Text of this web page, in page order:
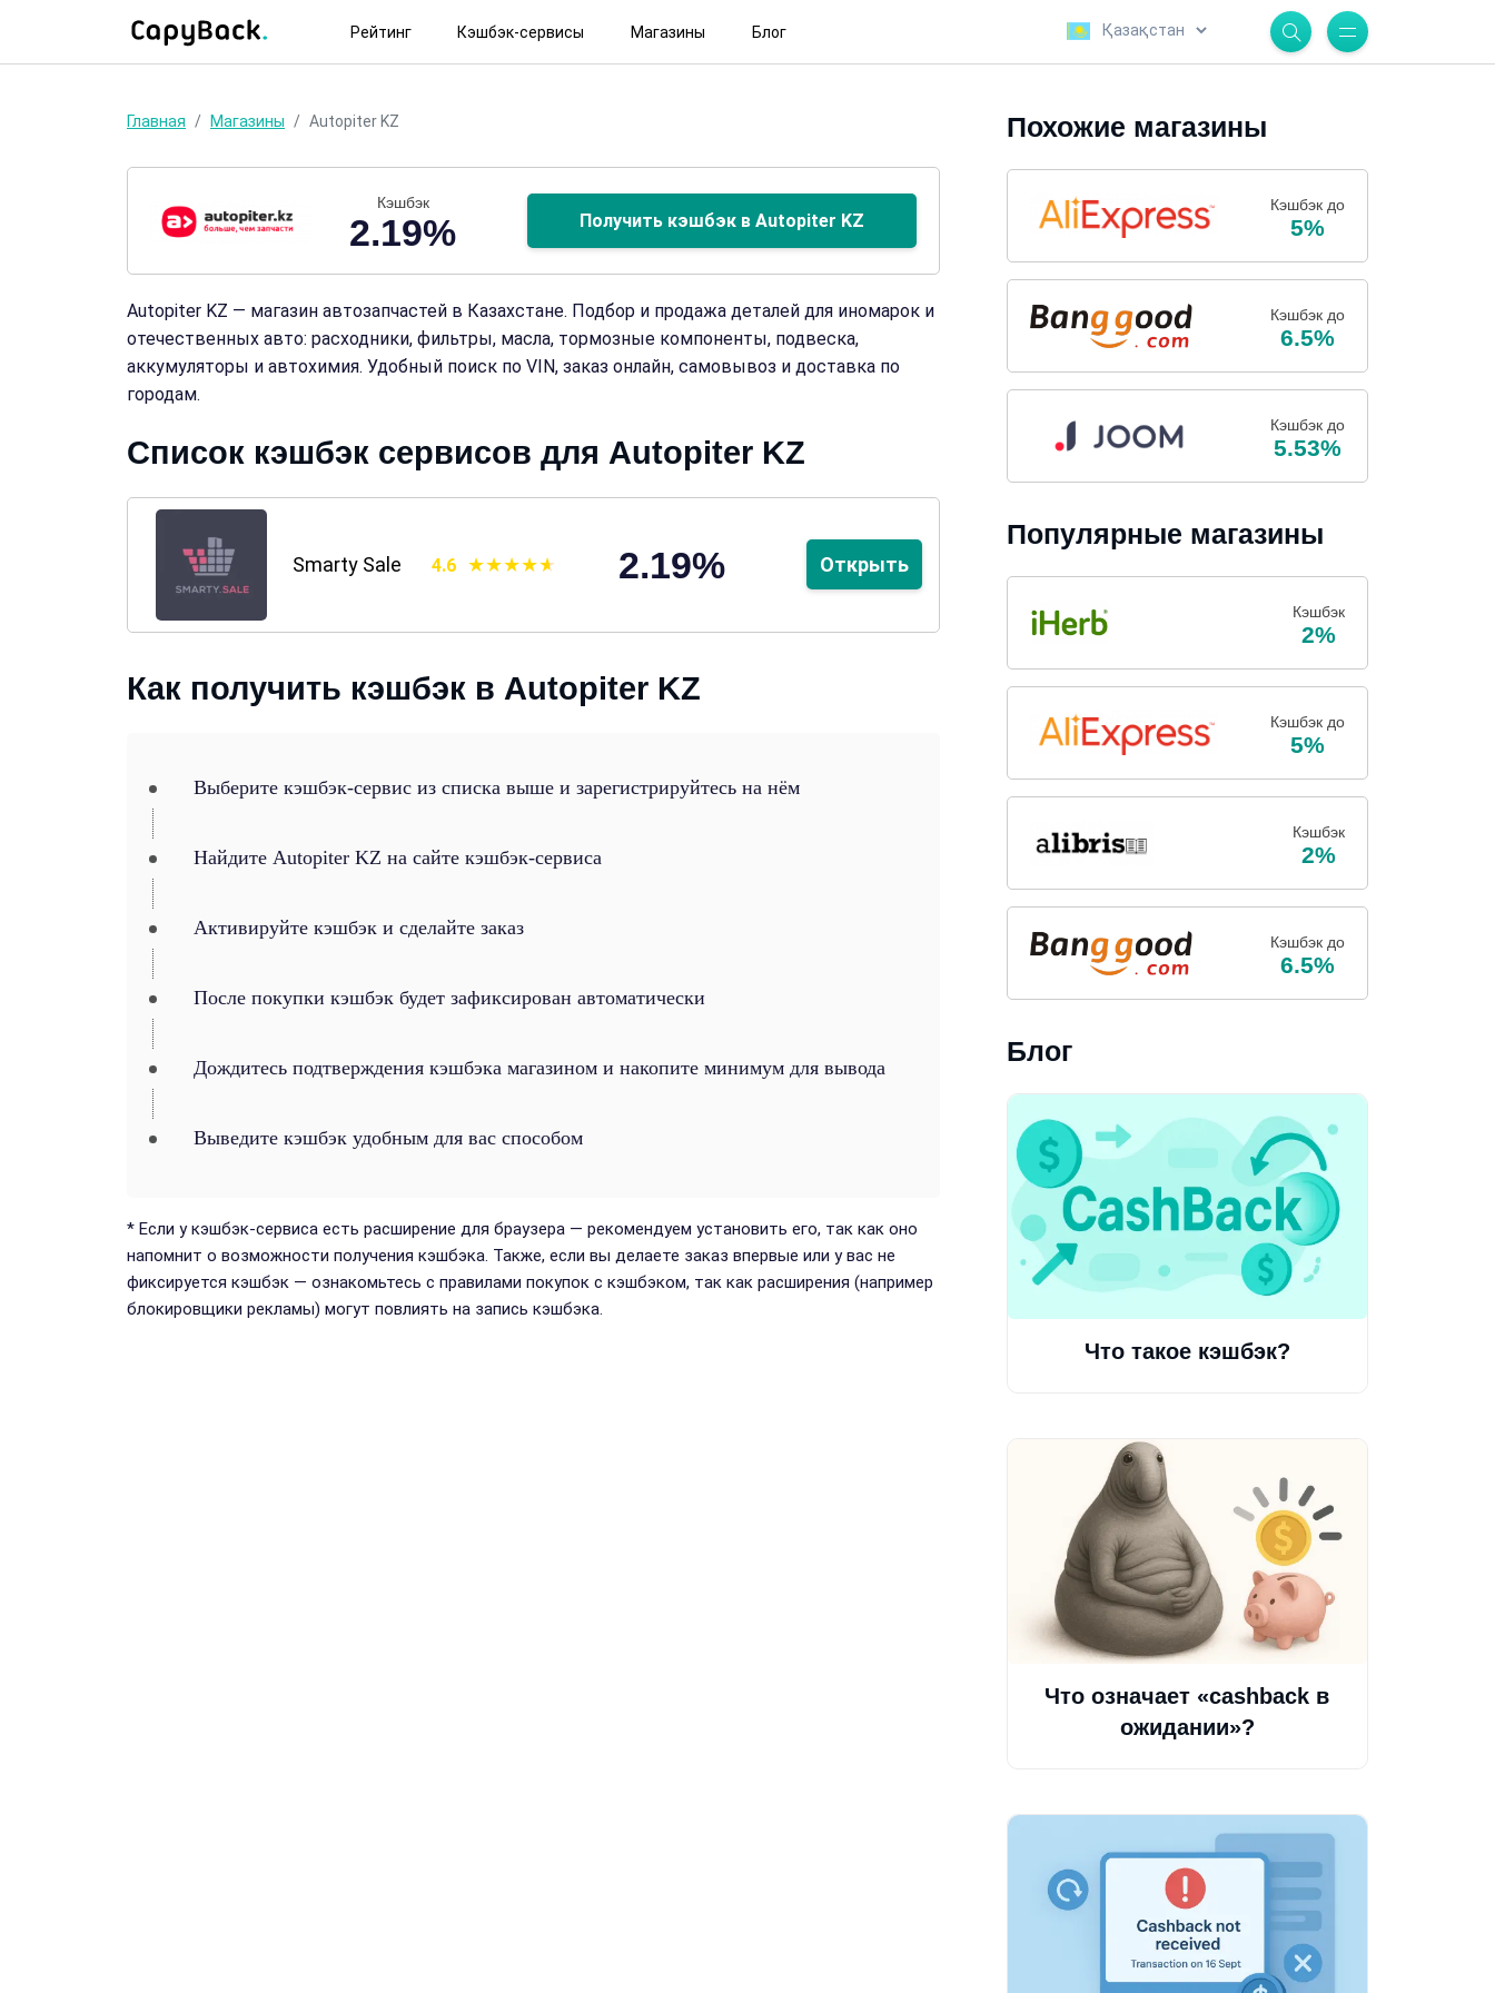
Рейтинг Кэшбэк-сервисы Магазины Блог
Главная Магазины Autopiter KZ
Кэшбэк
2.19% Получить кэшбэк в Autopiter KZ
Autopiter KZ — магазин автозапчастей в Казахстане. Подбор и продажа деталей для иномарок и
отечественных авто: расходники, фильтры, масла, тормозные компоненты, подвеска,
аккумуляторы и автохимия. Удобный поиск по VIN, заказ онлайн, самовывоз и доставка по
городам.
Список кэшбэк сервисов для Autopiter KZ
Smarty Sale 4.6 2.19% Открыть
Как получить кэшбэк в Autopiter KZ
Выберите кэшбэк-сервис из списка выше и зарегистрируйтесь на нём
Найдите Autopiter KZ на сайте кэшбэк-сервиса
Активируйте кэшбэк и сделайте заказ
После покупки кэшбэк будет зафиксирован автоматически
Дождитесь подтверждения кэшбэка магазином и накопите минимум для вывода
Выведите кэшбэк удобным для вас способом
* Если у кэшбэк-сервиса есть расширение для браузера — рекомендуем установить его, так как оно
напомнит о возможности получения кэшбэка. Также, если вы делаете заказ впервые или у вас не
фиксируется кэшбэк — ознакомьтесь с правилами покупок с кэшбэком, так как расширения (например
блокировщики рекламы) могут повлиять на запись кэшбэка.
Похожие магазины
Кэшбэк до
5%
Кэшбэк до
6.5%
Кэшбэк до
5.53%
Популярные магазины
Кэшбэк
2%
Кэшбэк до
5%
Кэшбэк
2%
Кэшбэк до
6.5%
Блог
Что такое кэшбэк?
Что означает «cashback в
ожидании»?